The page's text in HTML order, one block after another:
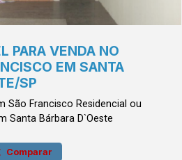
PARA VENDA NO
EM SANTA
SP
São Francisco Residencial ou
Santa Bárbara D`Oeste
Comparar